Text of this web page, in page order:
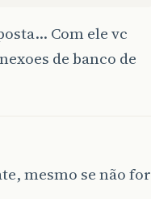
Com ele vc
de banco de
mesmo se não for